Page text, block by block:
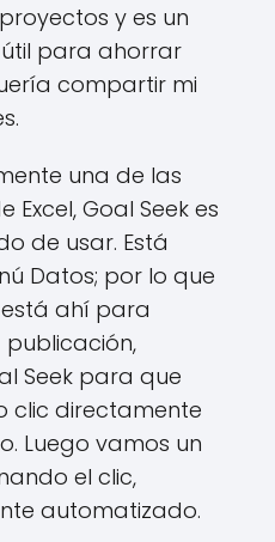
y es un
para ahorrar
compartir mi
una de las
Excel, Goal Seek es
de usar. Está
Datos; por lo que
ahí para
publicación,
Seek para que
clic directamente
Luego vamos un
el clic,
automatizado.